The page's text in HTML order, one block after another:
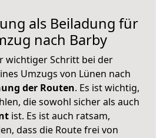
als Beiladung für
nach Barby
wichtiger Schritt bei der
Umzugs von Lünen nach
der Routen. Es ist wichtig,
die sowohl sicher als auch
ist. Es ist auch ratsam,
dass die Route frei von